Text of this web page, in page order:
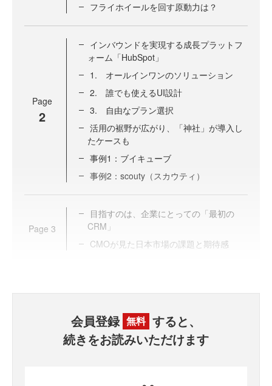
フライホイールを回す原動力は？
Page
2
インバウンドを実現する成長プラットフ
ォーム「HubSpot」
1. オールインワンのソリューション
2. 誰でも使えるUI設計
3. 自由なプラン選択
活用の裾野が広がり、「神社」が導入し
たケースも
事例1：ブイキューブ
事例2：scouty（スカウティ）
Page 3
目指すのは、企業にとっての「最初の
CRM」
CMOが見た日本市場の課題と期待感
会員登録 無料 すると、
続きをお読みいただけます